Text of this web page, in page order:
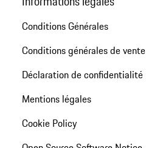
Conditions Générales
Conditions générales de
Déclaration de confidentialité
Mentions légales
Cookie Policy